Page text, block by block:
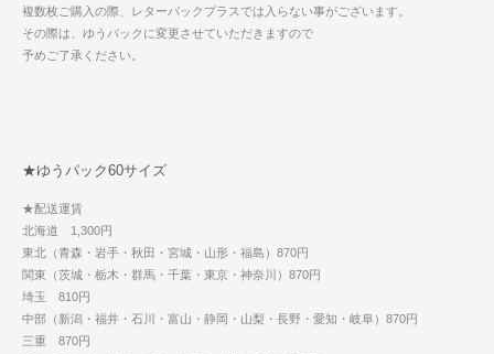
複数枚ご購入の際、レターパックプラスでは入らない事がございます。
その際は、ゆうパックに変更させていただきますので
予めご了承ください。
★ゆうパック60サイズ
★配送運賃
北海道 1,300円
東北（青森・岩手・秋田・宮城・山形・福島）870円
関東（茨城・栃木・群馬・千葉・東京・神奈川）870円
埼玉 810円
中部（新潟・福井・石川・富山・静岡・山梨・長野・愛知・岐阜）870円
三重 870円